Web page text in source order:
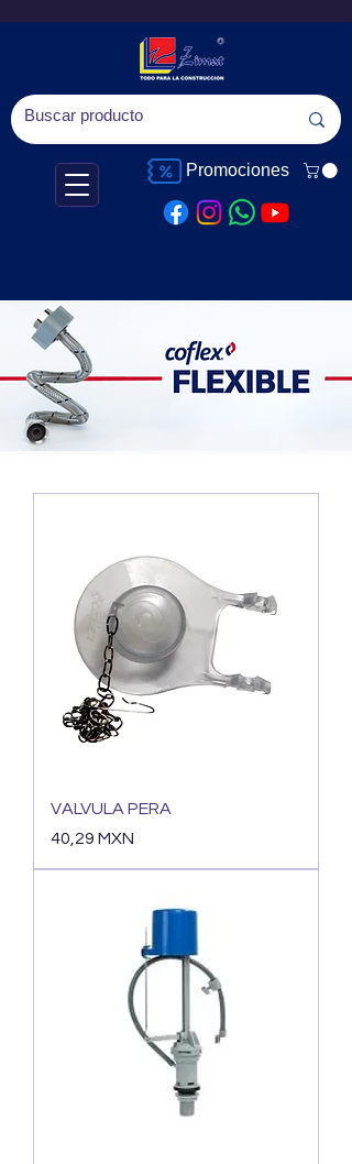
Promociones
VALVULA PERA
Precio
40,29 MXN